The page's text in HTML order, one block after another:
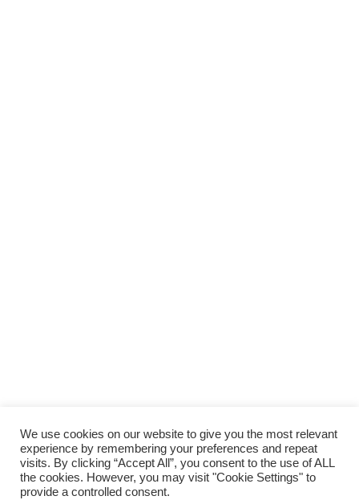
We use cookies on our website to give you the most relevant
experience by remembering your preferences and repeat
visits. By clicking “Accept All”, you consent to the use of ALL
the cookies. However, you may visit "Cookie Settings" to
provide a controlled consent.